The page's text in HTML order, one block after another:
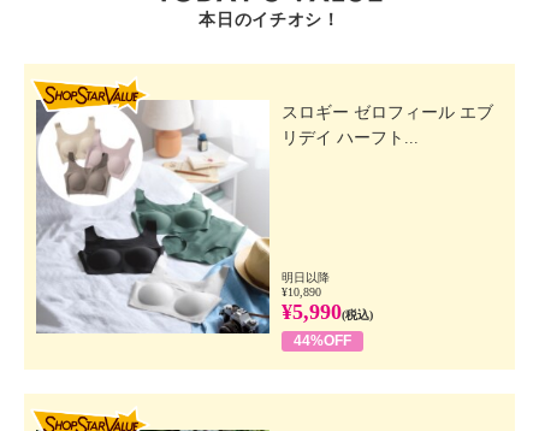
本日のイチオシ！
スロギー ゼロフィール エブ
リデイ ハーフト...
明日以降
¥10,890
¥5,990(税込)
44%OFF